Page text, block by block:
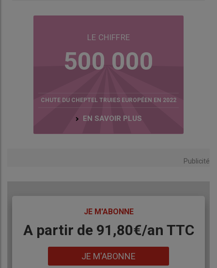
Les résultats calculés pour l’année 2024 sont accessibles
sur le site de l’Ifip. Les résultats 2025 seront disponibles
LE CHIFFRE
500 000
CHUTE DU CHEPTEL TRUIES EUROPÉEN EN 2022
EN SAVOIR PLUS
Publicité
JE M'ABONNE
Body
A partir de 91,80€/an​ TTC
JE M'ABONNE